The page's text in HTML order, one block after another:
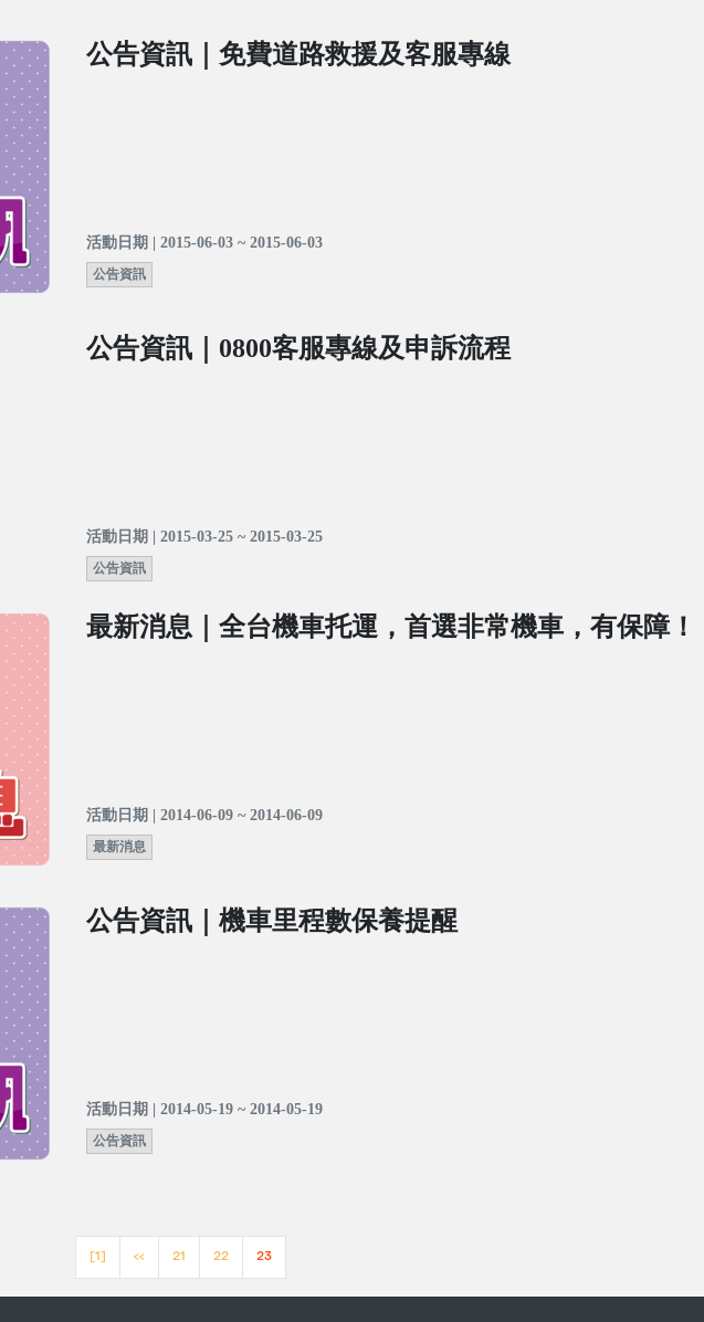
公告資訊｜免費道路救援及客服專線
活動日期 | 2015-06-03 ~ 2015-06-03
公告資訊
公告資訊｜0800客服專線及申訴流程
活動日期 | 2015-03-25 ~ 2015-03-25
公告資訊
最新消息｜全台機車托運，首選非常機車，有保障！
活動日期 | 2014-06-09 ~ 2014-06-09
最新消息
公告資訊｜機車里程數保養提醒
活動日期 | 2014-05-19 ~ 2014-05-19
公告資訊
[1] << 21 22 23